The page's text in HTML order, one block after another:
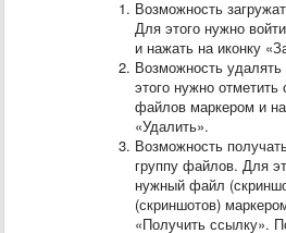
Возможность
Для этого нужно
и нажать на иконку
Возможность
этого нужно
файлов маркером и
«Удалить».
Возможность
группу файлов. Для
нужный файл
(скриншотов)
«Получить ссылку».